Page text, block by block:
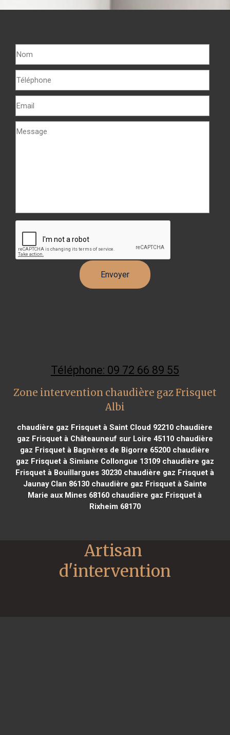
Téléphone: 09 72 66 89 55
Zone intervention chaudière gaz Frisquet
Albi
chaudière gaz Frisquet à Saint Cloud 92210 chaudière
gaz Frisquet à Châteauneuf sur Loire 45110chaudière
gaz Frisquet à Bagnères de Bigorre 65200 chaudière
gaz Frisquet à Simiane Collongue 13109chaudière gaz
Frisquet à Bouillargues 30230 chaudière gaz Frisquet à
Jaunay Clan 86130chaudière gaz Frisquet à Sainte
Marie aux Mines 68160 chaudière gaz Frisquet à
Rixheim 68170
Artisan
d'intervention